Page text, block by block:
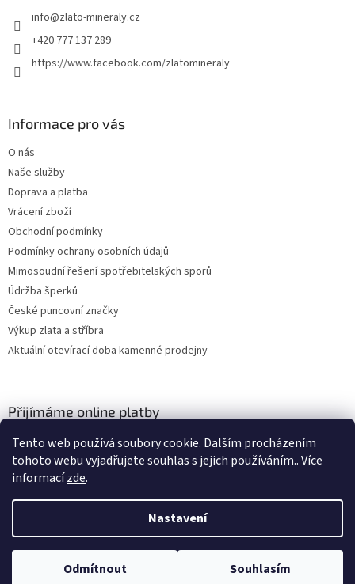
Tento web používá soubory cookie. Dalším procházením
tohoto webu vyjadřujete souhlas s jejich používáním.. Více
informacízde.
Nastavení
Odmítnout Souhlasím
info@zlato-mineraly.cz
+420 777 137 289
https://www.facebook.com/zlatomineraly
Informace pro vás
O nás
Naše služby
Doprava a platba
Vrácení zboží
Obchodní podmínky
Podmínky ochrany osobních údajů
Mimosoudní řešení spotřebitelských sporů
Údržba šperků
České puncovní značky
Výkup zlata a stříbra
Aktuální otevírací doba kamenné prodejny
Přijímáme online platby
Vytvořil Shoptet
Copyright 2026ZLATO-MINERÁLY . Všechna práva vyhrazena.